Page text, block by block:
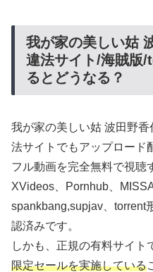
我が家の美しい姑
違法サイト/海賊版
るとどうなる？
我が家の美しい姑 波田野
法サイトでもアップロード
フル動画を完全無料で視聴
XVideos、Pornhub、
spankbang,supjav、torrent
認済みです。
しかも、正規の有料サイト
限定セールを実施している